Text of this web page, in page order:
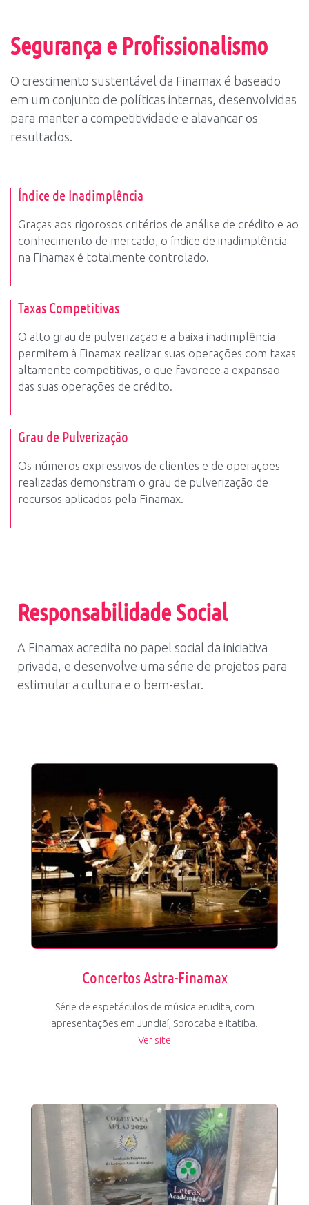
Segurança e Profissionalismo
O crescimento sustentável da Finamax é baseado
em um conjunto de políticas internas, desenvolvidas
para manter a competitividade e alavancar os
resultados.
Índice de Inadimplência
Graças aos rigorosos critérios de análise de crédito e ao
conhecimento de mercado, o índice de inadimplência
na Finamax é totalmente controlado.
Taxas Competitivas
O alto grau de pulverização e a baixa inadimplência
permitem à Finamax realizar suas operações com taxas
altamente competitivas, o que favorece a expansão
das suas operações de crédito.
Grau de Pulverização
Os números expressivos de clientes e de operações
realizadas demonstram o grau de pulverização de
recursos aplicados pela Finamax.
Responsabilidade Social
A Finamax acredita no papel social da iniciativa
privada, e desenvolve uma série de projetos para
estimular a cultura e o bem-estar.
Concertos Astra-Finamax
Série de espetáculos de música erudita, com
apresentações em Jundiaí, Sorocaba e Itatiba.
Ver site